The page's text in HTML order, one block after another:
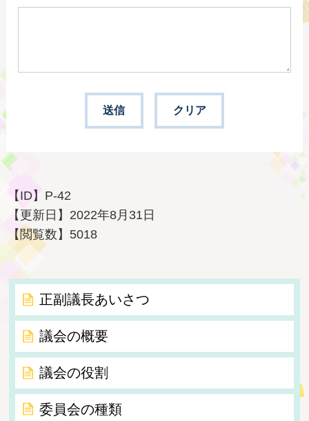
【ID】 P-42
【更新日】 2022年8月31日
【閲覧数】 5018
正副議長あいさつ
議会の概要
議会の役割
委員会の種類